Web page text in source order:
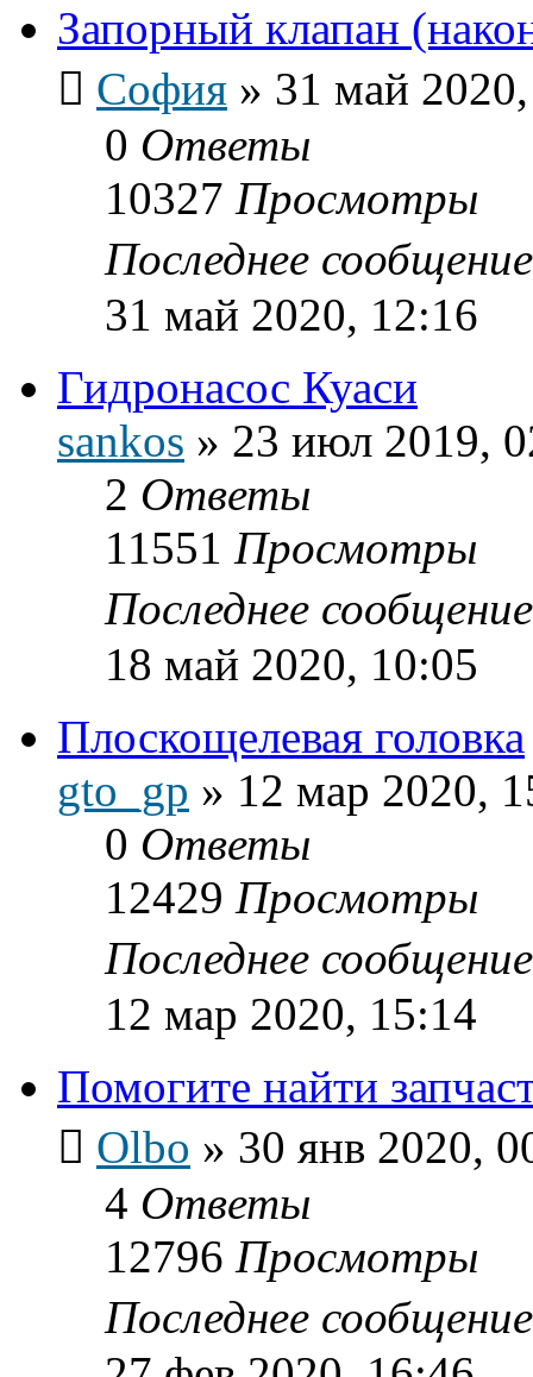
Запорный клапан
София » 31 май
0 Ответы
10327 Просмотры
Последнее
31 май 2020, 12:16
Гидронасос Куаси
sankos » 23 июл 2019,
2 Ответы
11551 Просмотры
Последнее
18 май 2020, 10:05
Плоскощелевая головка
gto_gp » 12 мар 2020,
0 Ответы
12429 Просмотры
Последнее
12 мар 2020, 15:14
Помогите найти
Olbo » 30 янв 2020,
4 Ответы
12796 Просмотры
Последнее